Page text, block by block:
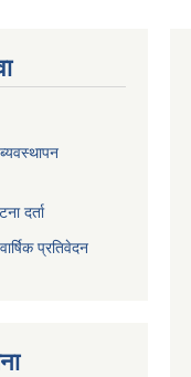
दर्ता
प्रतिवेदन